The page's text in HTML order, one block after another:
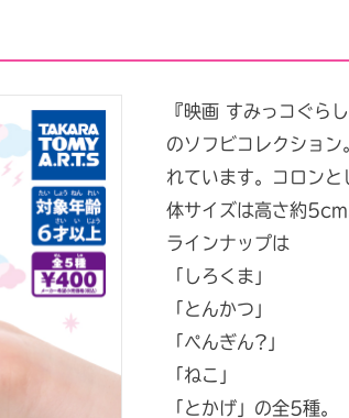
『映画 すみっコぐら
のソフビコレクショ
れています。コロン
体サイズは高さ約5cm
ラインナップは
「しろくま」
「とんかつ」
「ぺんぎん?」
「ねこ」
「とかげ」の全5種。